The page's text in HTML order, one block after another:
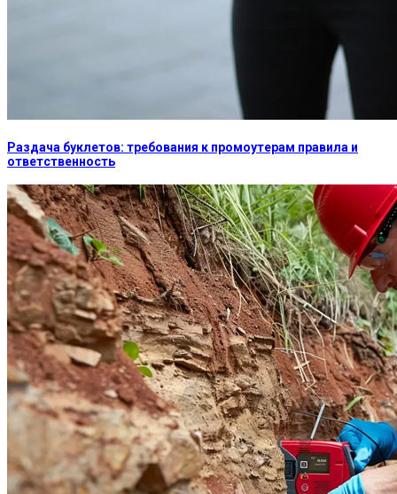
Раздача буклетов: требования к промоутерам правила и
ответственность